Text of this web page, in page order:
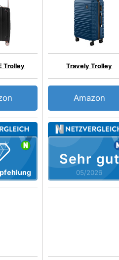
Trolley
Sehr gut
05/2026
Travely Trolley
Amazon